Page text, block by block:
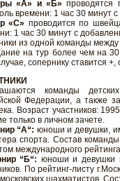
«А» и «Б» проводятся
времени: 1 час 30 минут
«С» проводится по
1 час 30 минут с
из одной команды между
на тур более чем на
сопернику ставится
команды
Федерации, а также
Возраст участников:
только в личном зачете.
“А“: юноши и девушки,
спорта. Состав
международного
“Б“: юноши и девушки
По рейтинг-листу
шахматистов.